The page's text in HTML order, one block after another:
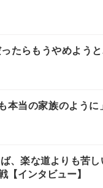
たらもうやめよう
本当の家族のよう
、楽な道よりも苦
【インタビュー】